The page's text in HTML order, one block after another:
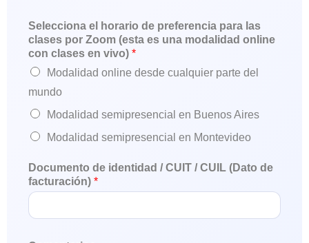
Selecciona el horario de preferencia para las
clases por Zoom (esta es una modalidad online
con clases en vivo) *
Modalidad online desde cualquier parte del
mundo
Modalidad semipresencial en Buenos Aires
Modalidad semipresencial en Montevideo
Documento de identidad / CUIT / CUIL (Dato de
facturación) *